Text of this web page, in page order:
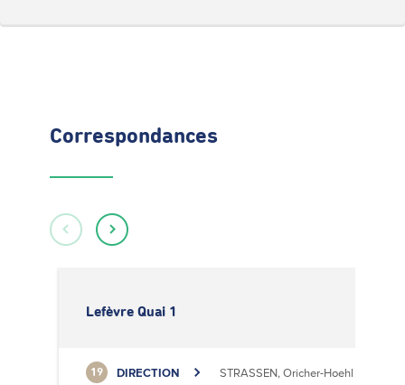
Correspondances
Lefèvre Quai 1
19 DIRECTION STRASSEN, Oricher-Hoehl